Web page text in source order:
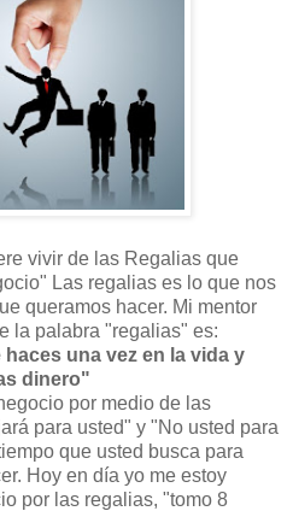
vivir de las Regalias que
Las regalias es lo que nos
queramos hacer. Mi mentor
la palabra "regalias" es:
una vez en la vida y
dinero"
por medio de las
para usted" y "No usted para
que usted busca para
Hoy en día yo me estoy
por las regalias, "tomo 8